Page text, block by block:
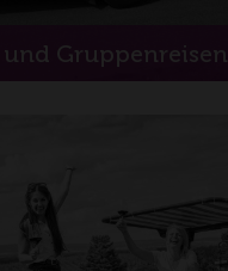
und Gruppenreisen